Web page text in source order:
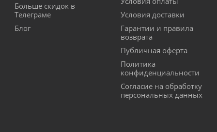
Больше скидок в
Телеграме
Блог
Условия доставки
Гарантии и правила
возврата
Публичная оферта
Политика
конфиденциальности
Согласие на обработку
персональных данных